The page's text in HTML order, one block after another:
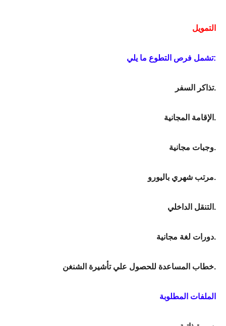
التمويل
تشمل فرص التطوع ما يلي:
تذاكر السفر.
الإقامة المجانية.
وجبات مجانية.
مرتب شهري باليورو.
التنقل الداخلي.
دورات لغة مجانية.
خطاب المساعدة للحصول علي تأشيرة الشنغن.
الملفات المطلوبة